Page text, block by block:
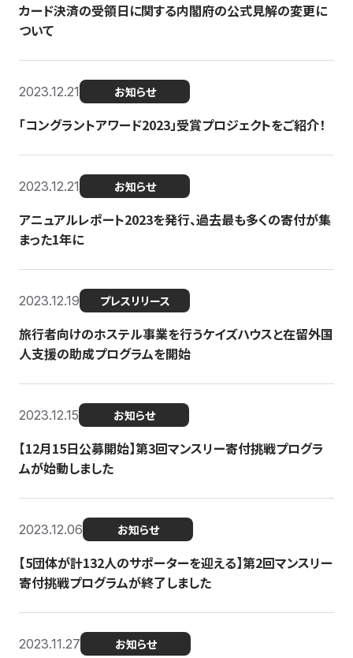
カード決済の受領日に関する内閣府の公式見解の変更に
ついて
2023.12.21 お知らせ
「コングラントアワード2023」受賞プロジェクトをご紹介！
2023.12.21 お知らせ
アニュアルレポート2023を発行、過去最も多くの寄付が集
まった1年に
2023.12.19 プレスリリース
旅行者向けのホステル事業を行うケイズハウスと在留外国
人支援の助成プログラムを開始
2023.12.15 お知らせ
【12月15日公募開始】第3回マンスリー寄付挑戦プログラ
ムが始動しました
2023.12.06 お知らせ
【5団体が計132人のサポーターを迎える】第2回マンスリー
寄付挑戦プログラムが終了しました
2023.11.27 お知らせ